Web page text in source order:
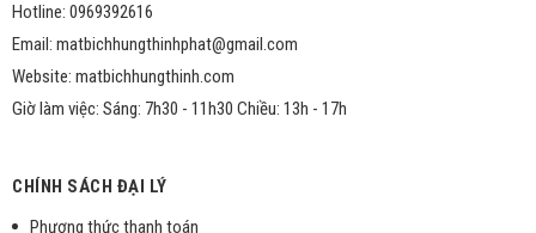
Hotline: 0969392616
Email: matbichhungthinhphat@gmail.com
Website: matbichhungthinh.com
Giờ làm việc: Sáng: 7h30 - 11h30 Chiều: 13h - 17h
CHÍNH SÁCH ĐẠI LÝ
Phương thức thanh toán